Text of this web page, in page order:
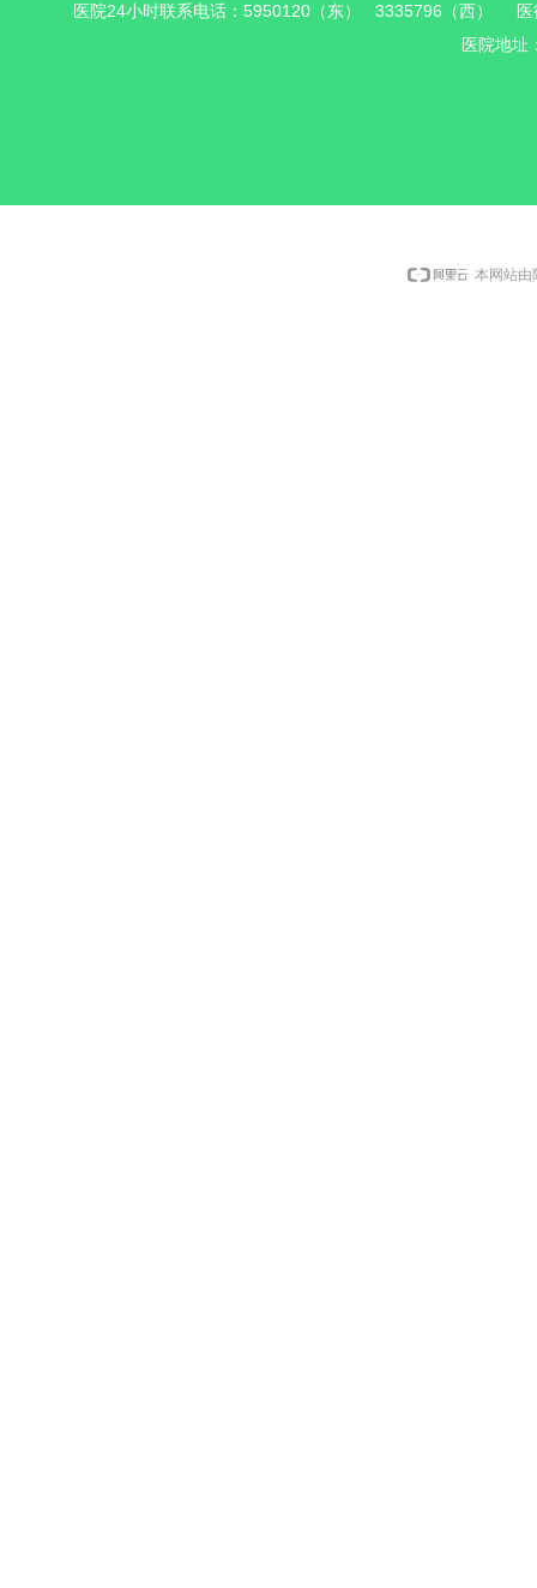
医院24小时联系电话：5950120（东） 3335796（西）
医院地
本网站由